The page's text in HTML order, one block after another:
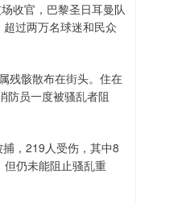
收官，巴黎圣日耳曼队
过两万名球迷和民众
残骸散布在街头。住在
防员一度被骚乱者阻
，219人受伤，其中8
但仍未能阻止骚乱重